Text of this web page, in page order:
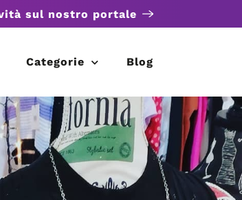
sul nostro portale
Categorie Blog